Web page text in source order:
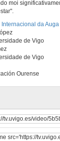
moi
Internacional da Auga
de Vigo
de Vigo
Ourense
24 de set. de 2015
24 de set. de 2015
24 de set. de 2015